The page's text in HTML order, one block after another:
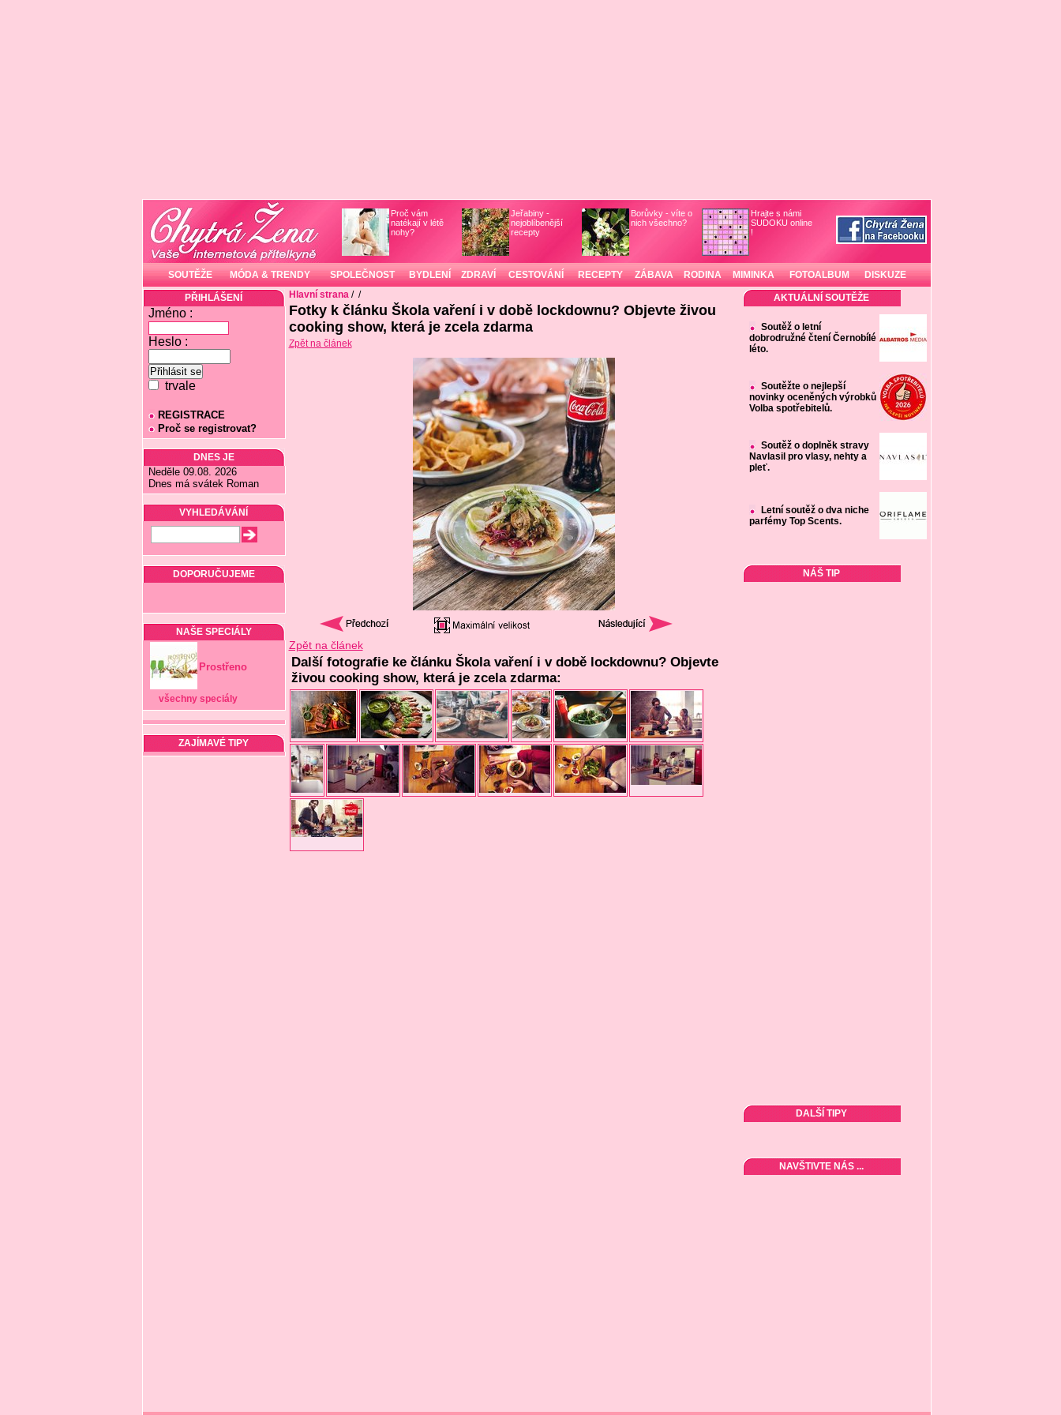
Proč vám
natékají v létě
nohy?
Jeřabiny -
nejoblíbenější
recepty
Borůvky - víte o
nich všechno?
Hrajte s námi
SUDOKU online
!
SOUTĚŽE MÓDA & TRENDY SPOLEČNOST BYDLENÍ ZDRAVÍ CESTOVÁNÍ RECEPTY ZÁBAVA RODINA MIMINKA FOTOALBUM DISKUZE
PŘIHLÁŠENÍ
Jméno :
Heslo :
trvale
REGISTRACE
Proč se registrovat?
DNES JE
Neděle 09.08. 2026
Dnes má svátek Roman
VYHLEDÁVÁNÍ
DOPORUČUJEME
NAŠE SPECIÁLY
Prostřeno
všechny speciály
ZAJÍMAVÉ TIPY
Hlavní strana/ /
Fotky k článku Škola vaření i v době lockdownu? Objevte živou
cooking show, která je zcela zdarma
Zpět na článek
Zpět na článek
Další fotografie ke článku Škola vaření i v době lockdownu? Objevte
živou cooking show, která je zcela zdarma:
AKTUÁLNÍ SOUTĚŽE
Soutěž o letní
dobrodružné čtení Černobílé
léto.
Soutěžte o nejlepší
novinky oceněných výrobků
Volba spotřebitelů.
Soutěž o doplněk stravy
Navlasil pro vlasy, nehty a
pleť.
Letní soutěž o dva niche
parfémy Top Scents.
NÁŠ TIP
DALŠÍ TIPY
NAVŠTIVTE NÁS ...